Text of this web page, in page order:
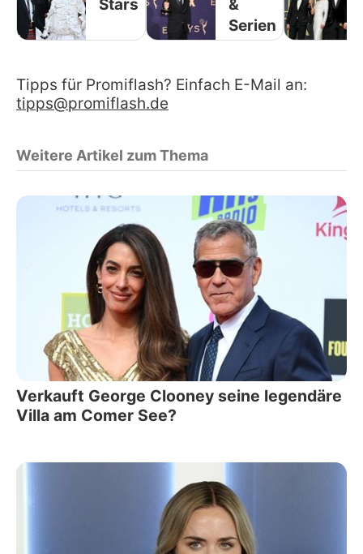
Stars
&
Serien
Tipps für Promiflash? Einfach E-Mail an:
tipps@promiflash.de
Weitere Artikel zum Thema
Verkauft George Clooney seine legendäre
Villa am Comer See?